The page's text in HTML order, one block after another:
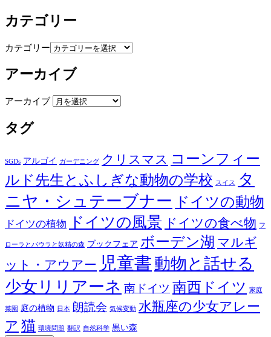
カテゴリー
カテゴリー
アーカイブ
アーカイブ
タグ
SGDs アルゴイ ガーデニング クリスマス コーンフィー
ルド先生とふしぎな動物の学校 スイス
タ
ニヤ・シュテーブナー ドイツの動物
ドイツの植物 ドイツの風景 ドイツの食べ物 フ
ローラとパウラと妖精の森 ブックフェア ボーデン湖 マルギ
ット・アウアー 児童書 動物と話せる
少女リリアーネ 南ドイツ 南西ドイツ 家庭
菜園 庭の植物 日本 朗読会 気候変動 水瓶座の少女アレー
ア 猫 環境問題 翻訳 自然科学 黒い森